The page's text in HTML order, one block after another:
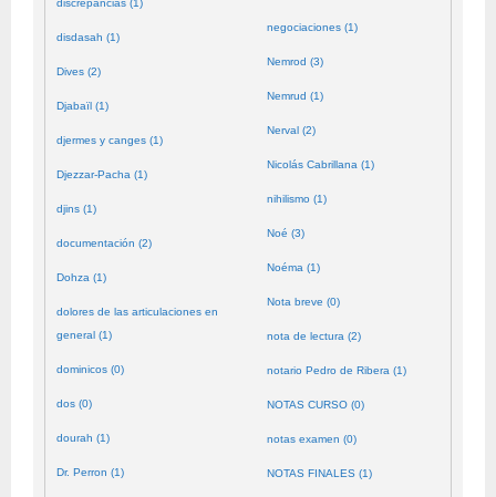
discrepancias (1)
disdasah (1)
Dives (2)
Djabaïl (1)
djermes y canges (1)
Djezzar-Pacha (1)
djins (1)
documentación (2)
Dohza (1)
dolores de las articulaciones en
general (1)
dominicos (0)
dos (0)
dourah (1)
Dr. Perron (1)
negociaciones (1)
Nemrod (3)
Nemrud (1)
Nerval (2)
Nicolás Cabrillana (1)
nihilismo (1)
Noé (3)
Noéma (1)
Nota breve (0)
nota de lectura (2)
notario Pedro de Ribera (1)
NOTAS CURSO (0)
notas examen (0)
NOTAS FINALES (1)